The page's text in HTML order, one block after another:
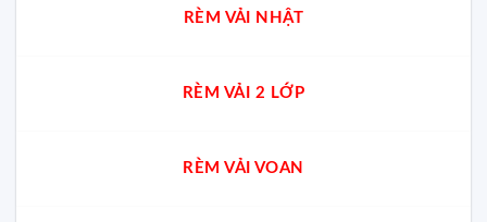
RÈM VẢI NHẬT
RÈM VẢI 2 LỚP
RÈM VẢI VOAN